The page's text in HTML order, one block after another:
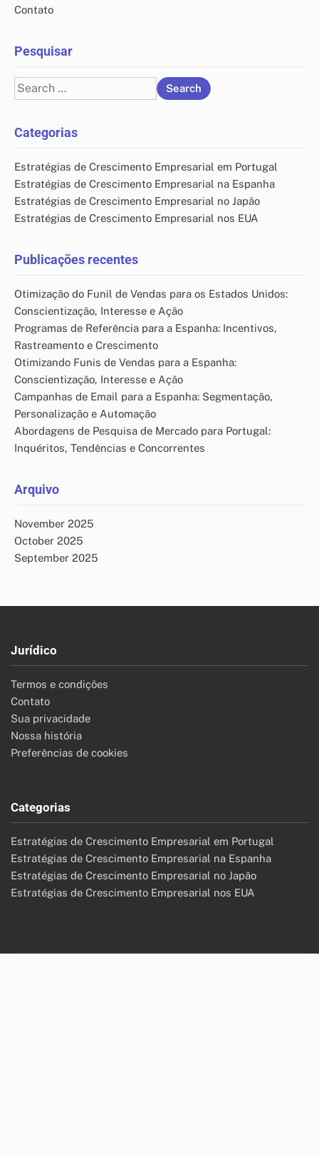
Contato
Pesquisar
Search
for:
Categorias
Estratégias de Crescimento Empresarial em Portugal
Estratégias de Crescimento Empresarial na Espanha
Estratégias de Crescimento Empresarial no Japão
Estratégias de Crescimento Empresarial nos EUA
Publicações recentes
Otimização do Funil de Vendas para os Estados Unidos:
Conscientização, Interesse e Ação
Programas de Referência para a Espanha: Incentivos,
Rastreamento e Crescimento
Otimizando Funis de Vendas para a Espanha:
Conscientização, Interesse e Ação
Campanhas de Email para a Espanha: Segmentação,
Personalização e Automação
Abordagens de Pesquisa de Mercado para Portugal:
Inquéritos, Tendências e Concorrentes
Arquivo
November 2025
October 2025
September 2025
Jurídico
Termos e condições
Contato
Sua privacidade
Nossa história
Preferências de cookies
Categorias
Estratégias de Crescimento Empresarial em Portugal
Estratégias de Crescimento Empresarial na Espanha
Estratégias de Crescimento Empresarial no Japão
Estratégias de Crescimento Empresarial nos EUA